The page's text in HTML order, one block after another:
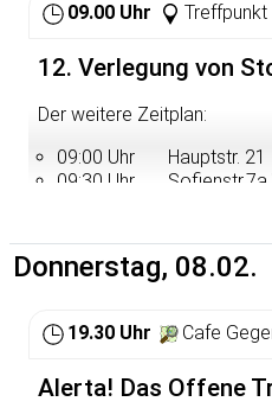
09.00 Uhr Treffpunkt
12. Verlegung von
Der weitere Zeitplan:
09:00 Uhr
09:30 Uhr Sofienstr.7a
11:00 Uhr
11:30 Uhr
13:30 Uhr
14:15 Uhr
15:15 Uhr
Donnerstag, 08.02.
19.30 Uhr Cafe
Alerta! Das Offene